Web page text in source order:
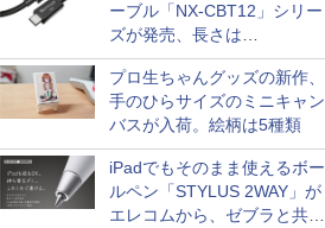
ーブル「NX-CBT12」シリー
ズが発売、長さは
30cm/50cm/1mの3種類
プロ生ちゃんグッズの新作、
手のひらサイズのミニキャン
バスが入荷。絵柄は5種類
iPadでもそのまま使えるボー
ルペン「STYLUS 2WAY」が
エレコムから、ゼブラと共同